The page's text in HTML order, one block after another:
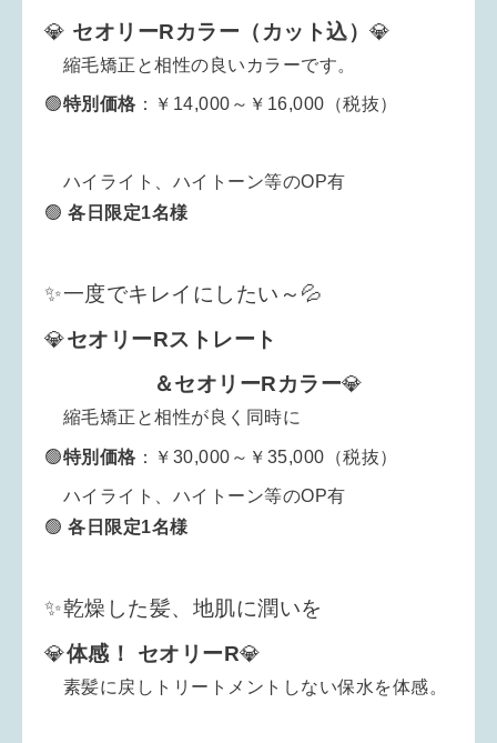
💎 セオリーRカラー（カット込） 💎
縮毛矯正と相性の良いカラーです。
🟢特別 価格 ：￥14,000～￥16,000（税抜）
ハイライト、ハイトーン等のOP有
🟢 各日限定1名様
✨一度でキレイにしたい～💦
💎セオリーRストレート
＆セオリーRカラー💎
縮毛矯正と相性が良く同時に
🟢特別 価格 ：￥30,000～￥35,000（税抜）
ハイライト、ハイトーン等のOP有
🟢 各日限定1名様
✨乾燥した髪、地肌に潤いを
💎体感！ セオリーR💎
素髪に戻しトリートメントしない保水を体感。